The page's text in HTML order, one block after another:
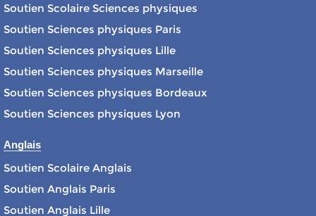
Soutien Scolaire Sciences physiques
Soutien Sciences physiques Paris
Soutien Sciences physiques Lille
Soutien Sciences physiques Marseille
Soutien Sciences physiques Bordeaux
Soutien Sciences physiques Lyon
Anglais
Soutien Scolaire Anglais
Soutien Anglais Paris
Soutien Anglais Lille